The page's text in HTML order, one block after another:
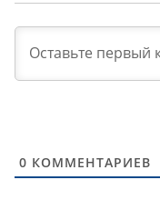
0 КОММЕНТАРИЕВ